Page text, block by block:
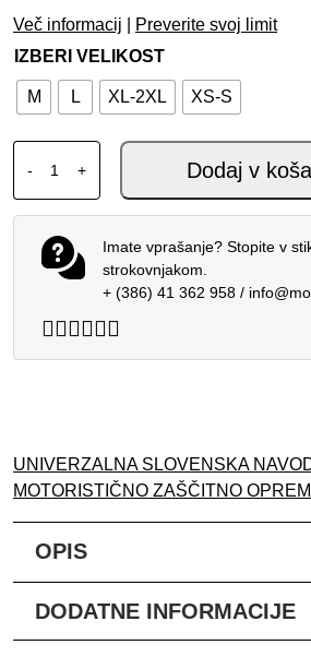
Več informacij
Preverite svoj limit
IZBERI VELIKOST
M L XL-2XL XS-S
-
DAINESE DRY LS FUNKCIJSKA
+ Dodaj v
Imate vprašanje? Stopite v
strokovnjakom.
+ (386) 41 362 958/
UNIVERZALNA SLOVENSKA
MOTORISTIČNO ZAŠČITNO
OPIS
DODATNE INFORMACIJE